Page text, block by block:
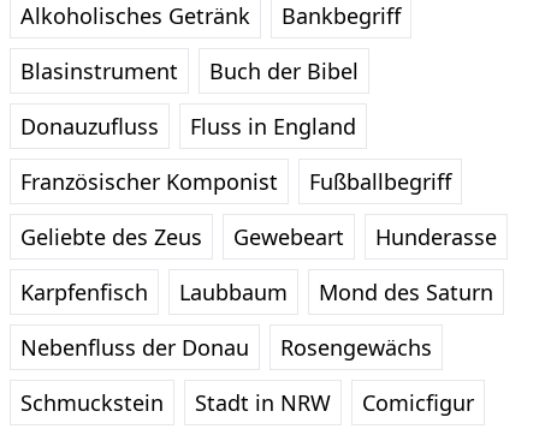
Alkoholisches Getränk
Bankbegriff
Blasinstrument
Buch der Bibel
Donauzufluss
Fluss in England
Französischer Komponist
Fußballbegriff
Geliebte des Zeus
Gewebeart
Hunderasse
Karpfenfisch
Laubbaum
Mond des Saturn
Nebenfluss der Donau
Rosengewächs
Schmuckstein
Stadt in NRW Comicfigur